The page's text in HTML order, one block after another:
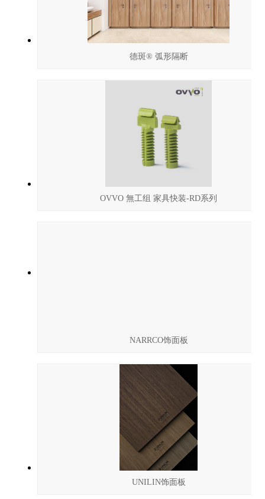
德斑® 弧形隔断
OVVO 無工组 家具快装-RD系列
NARRCO饰面板
UNILIN饰面板